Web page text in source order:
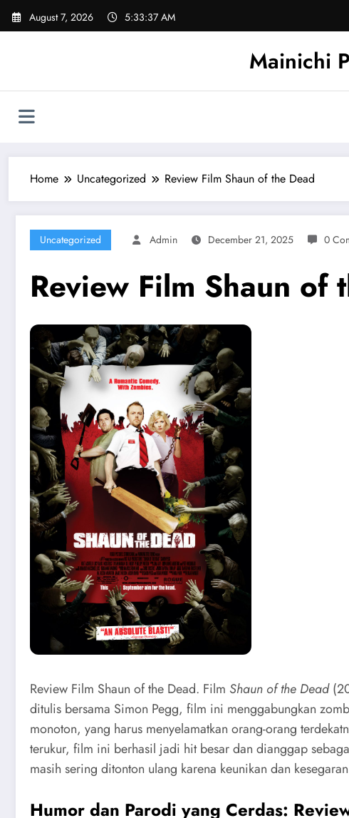
Skip
August 7, 2026 5:33:38 AM
Mainichi
Home Uncategorized Review Film Shaun of the Dead
Uncategorized Admin December 21, 2025 0
Review Film Shaun of
Review Film Shaun of the Dead. Film Shaun of the Dead
ditulis bersama Simon Pegg, film ini menggabungkan
monoton, yang harus menyelamatkan orang-orang
terukur, film ini berhasil jadi hit besar dan dianggap
masih sering ditonton ulang karena keunikan dan
Humor dan Parodi yang Cerdas: